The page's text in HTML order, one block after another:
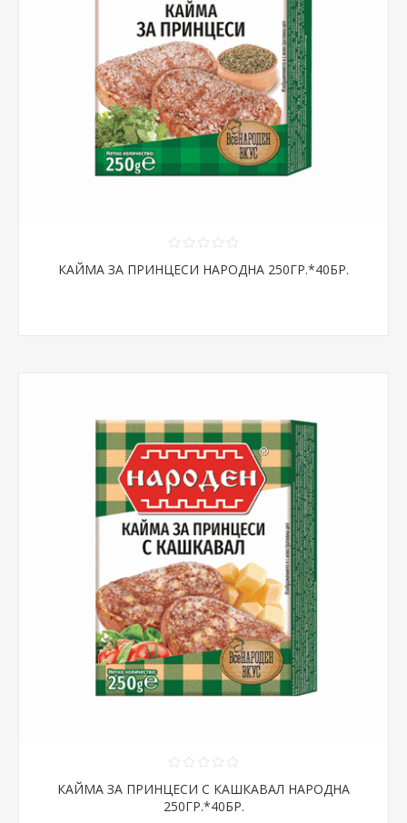
КАЙМА ЗА ПРИНЦЕСИ НАРОДНА 250ГР.*40БР.
КАЙМА ЗА ПРИНЦЕСИ С КАШКАВАЛ НАРОДНА
250ГР.*40БР.